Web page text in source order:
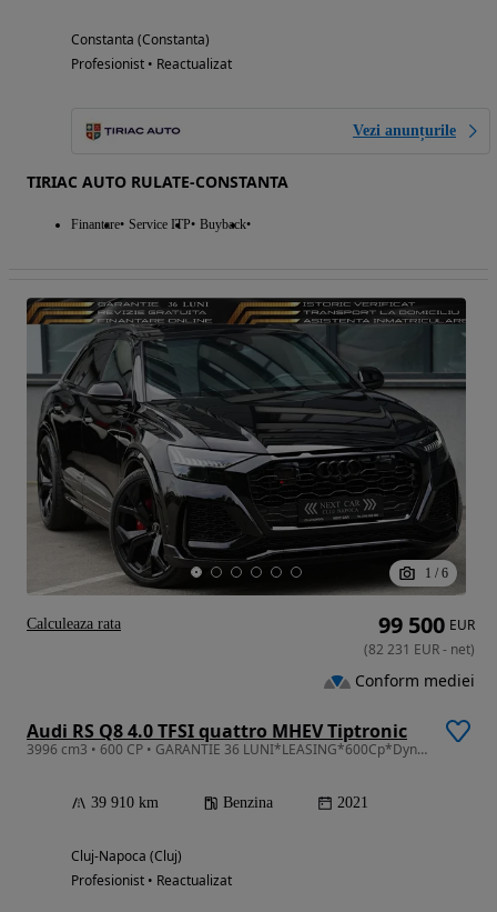
Constanta (Constanta)
Profesionist • Reactualizat
Vezi anunțurile
TIRIAC AUTO RULATE-CONSTANTA
Finantare Service ITP Buyback
1 / 6
Audi RS Q8 4.0 TFSI quattro MHEV Tiptronic
3996 cm3 • 600 CP • GARANTIE 36 LUNI*LEASING*600Cp*Dynamic Plus*Ceramic*Soft*Panorama*
39 910 km Benzina 2021
Cluj-Napoca (Cluj)
Profesionist • Reactualizat
99 500 EUR
(82 231 EUR- net)
Conform mediei
Calculeaza rata